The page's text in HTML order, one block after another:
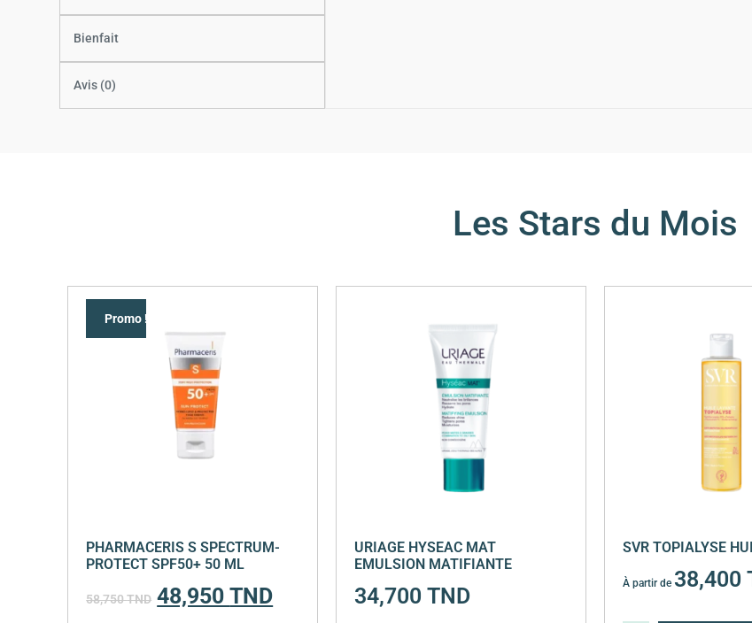
Bienfait
Avis (0)
Les Stars du Mois
SVR TOPIALYSE
À partir de 38,400
URIAGE HYSEAC MAT
EMULSION MATIFIANTE
34,700TND
Promo !
PHARMACERIS S SPECTRUM-
PROTECT SPF50+ 50 ML
58,750TND 48,950TND